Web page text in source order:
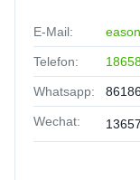
E-Mail:
Telefon:
Whatsapp:
Wechat: